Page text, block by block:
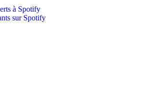
à Spotify
sur Spotify